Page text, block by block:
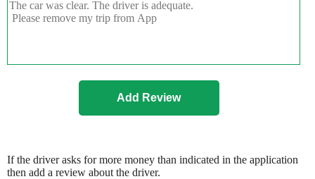
If the driver asks for more money than indicated in the application
then add a review about the driver.